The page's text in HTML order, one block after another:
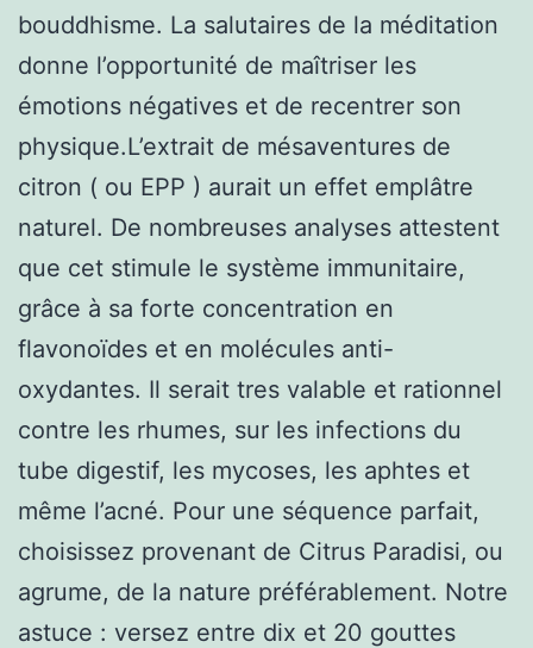
bouddhisme. La salutaires de la méditation
donne l’opportunité de maîtriser les
émotions négatives et de recentrer son
physique.L’extrait de mésaventures de
citron ( ou EPP ) aurait un effet emplâtre
naturel. De nombreuses analyses attestent
que cet stimule le système immunitaire,
grâce à sa forte concentration en
flavonoïdes et en molécules anti-
oxydantes. Il serait tres valable et rationnel
contre les rhumes, sur les infections du
tube digestif, les mycoses, les aphtes et
même l’acné. Pour une séquence parfait,
choisissez provenant de Citrus Paradisi, ou
agrume, de la nature préférablement. Notre
astuce : versez entre dix et 20 gouttes